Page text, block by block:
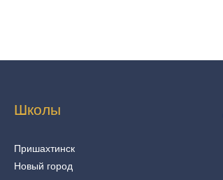
Школы
Пришахтинск
Новый город